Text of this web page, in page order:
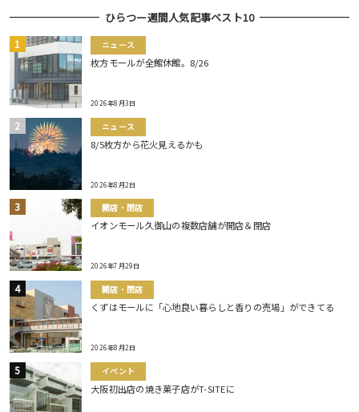
ひらつー週間人気記事ベスト10
ニュース
枚方モールが全館休館。8/26
2026年8月3日
ニュース
8/5枚方から花火見えるかも
2026年8月2日
開店・閉店
イオンモール久御山の複数店舗が開店＆閉店
2026年7月29日
開店・閉店
くずはモールに「心地良い暮らしと香りの売場」ができてる
2026年8月2日
イベント
大阪初出店の焼き菓子店がT-SITEに